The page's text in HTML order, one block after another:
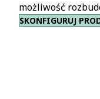
możliwość
SKONFIGURUJ